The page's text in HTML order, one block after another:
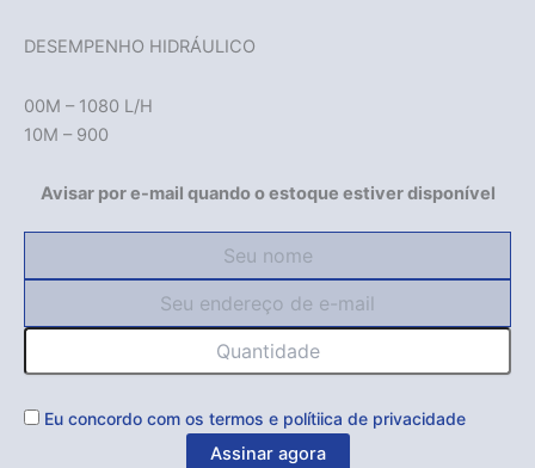
DESEMPENHO HIDRÁULICO
00M – 1080 L/H
10M – 900
Avisar por e-mail quando o estoque estiver disponível
Eu concordo com os termos e polítiica de privacidade
Assinar agora